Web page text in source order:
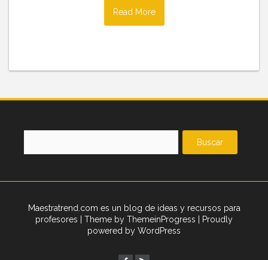
Read More
Maestratrend.com es un blog de ideas y recursos para
profesores
| Theme by ThemeinProgress
| Proudly
powered by WordPress